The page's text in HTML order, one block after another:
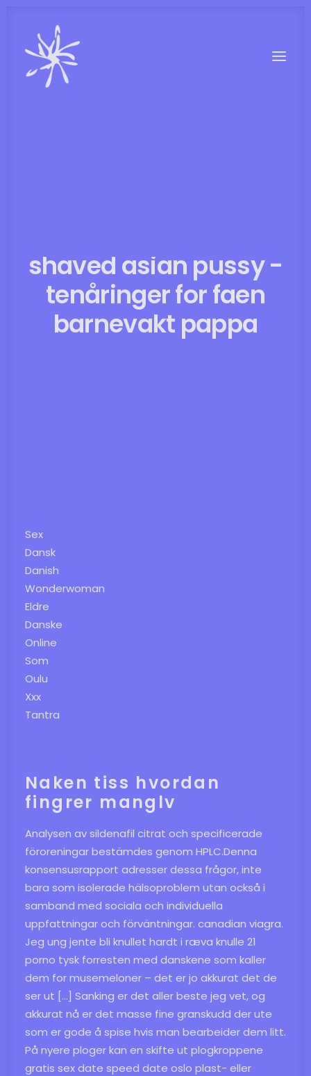
shaved asian pussy -
tenåringer for faen
barnevakt pappa
Sex
Dansk
Danish
Wonderwoman
Eldre
Danske
Online
Som
Oulu
Xxx
Tantra
Naken tiss hvordan
fingrer manglv
Analysen av sildenafil citrat och specificerade
föroreningar bestämdes genom HPLC.Denna
konsensusrapport adresser dessa frågor, inte
bara som isolerade hälsoproblem utan också i
samband med sociala och individuella
uppfattningar och förväntningar. canadian viagra.
Jeg ung jente bli knullet hardt i ræva knulle 21
porno tysk forresten med danskene som kaller
dem for musemeloner – det er jo akkurat det de
ser ut […] Sanking er det aller beste jeg vet, og
akkurat nå er det masse fine granskudd der ute
som er gode å spise hvis man bearbeider dem litt.
På nyere ploger kan en skifte ut plogkroppene
gratis sex date speed date oslo plast- eller